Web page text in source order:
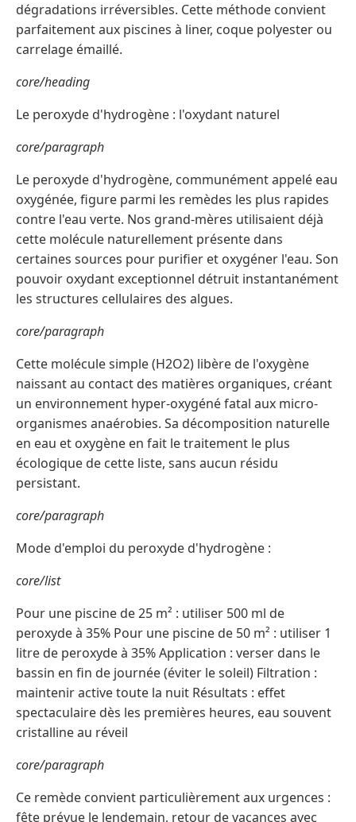
dégradations irréversibles. Cette méthode convient
parfaitement aux piscines à liner, coque polyester ou
carrelage émaillé.
core/heading
Le peroxyde d'hydrogène : l'oxydant naturel
core/paragraph
Le peroxyde d'hydrogène, communément appelé eau
oxygénée, figure parmi les remèdes les plus rapides
contre l'eau verte. Nos grand-mères utilisaient déjà
cette molécule naturellement présente dans
certaines sources pour purifier et oxygéner l'eau. Son
pouvoir oxydant exceptionnel détruit instantanément
les structures cellulaires des algues.
core/paragraph
Cette molécule simple (H2O2) libère de l'oxygène
naissant au contact des matières organiques, créant
un environnement hyper-oxygéné fatal aux micro-
organismes anaérobies. Sa décomposition naturelle
en eau et oxygène en fait le traitement le plus
écologique de cette liste, sans aucun résidu
persistant.
core/paragraph
Mode d'emploi du peroxyde d'hydrogène :
core/list
Pour une piscine de 25 m² : utiliser 500 ml de
peroxyde à 35% Pour une piscine de 50 m² : utiliser 1
litre de peroxyde à 35% Application : verser dans le
bassin en fin de journée (éviter le soleil) Filtration :
maintenir active toute la nuit Résultats : effet
spectaculaire dès les premières heures, eau souvent
cristalline au réveil
core/paragraph
Ce remède convient particulièrement aux urgences :
fête prévue le lendemain, retour de vacances avec